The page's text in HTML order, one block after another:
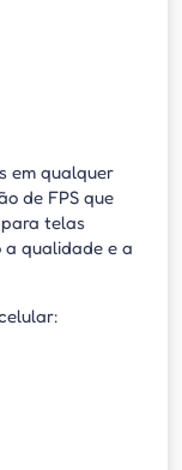
em qualquer
de FPS que
telas
a qualidade e a